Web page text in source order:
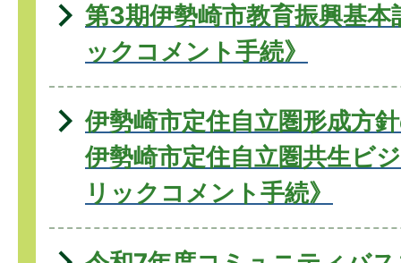
第3期伊勢崎市教育振興基
ックコメント手続》
伊勢崎市定住自立圏形成方
伊勢崎市定住自立圏共生ビ
リックコメント手続》